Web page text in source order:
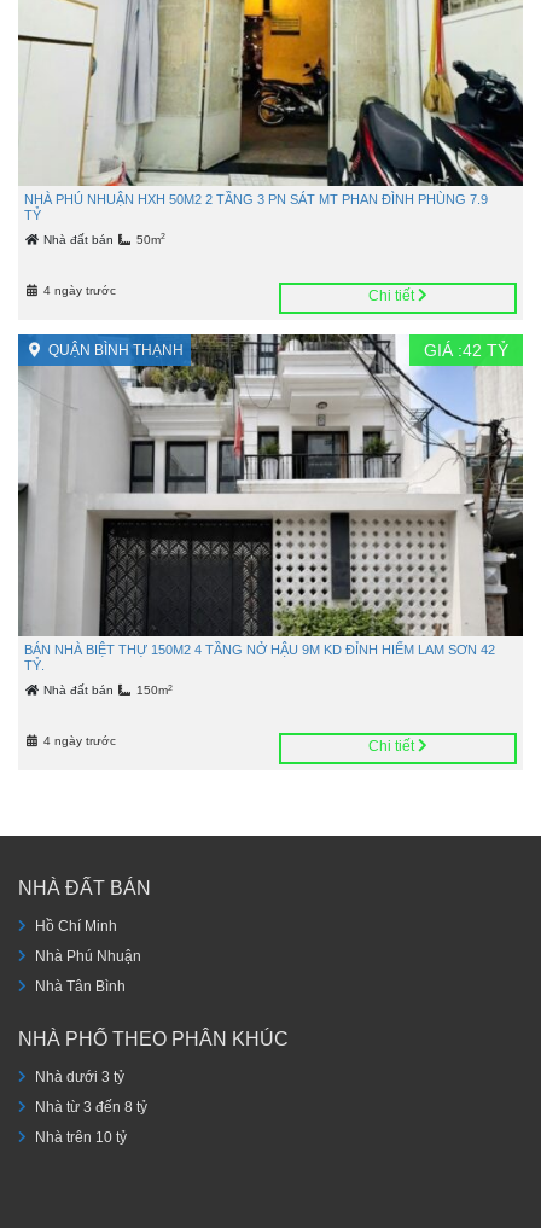
NHÀ PHÚ NHUẬN HXH 50M2 2 TẦNG 3 PN SÁT MT PHAN ĐÌNH PHÙNG 7.9
TỶ
Nhà đất bán 50m2
4 ngày trước Chi tiết
QUẬN BÌNH THẠNH GIÁ :42 TỶ
BÁN NHÀ BIỆT THỰ 150M2 4 TẦNG NỞ HẬU 9M KD ĐỈNH HIẾM LAM SƠN 42
TỶ.
Nhà đất bán 150m2
4 ngày trước Chi tiết
NHÀ ĐẤT BÁN
Hồ Chí Minh
Nhà Phú Nhuận
Nhà Tân Bình
NHÀ PHỐ THEO PHÂN KHÚC
Nhà dưới 3 tỷ
Nhà từ 3 đến 8 tỷ
Nhà trên 10 tỷ